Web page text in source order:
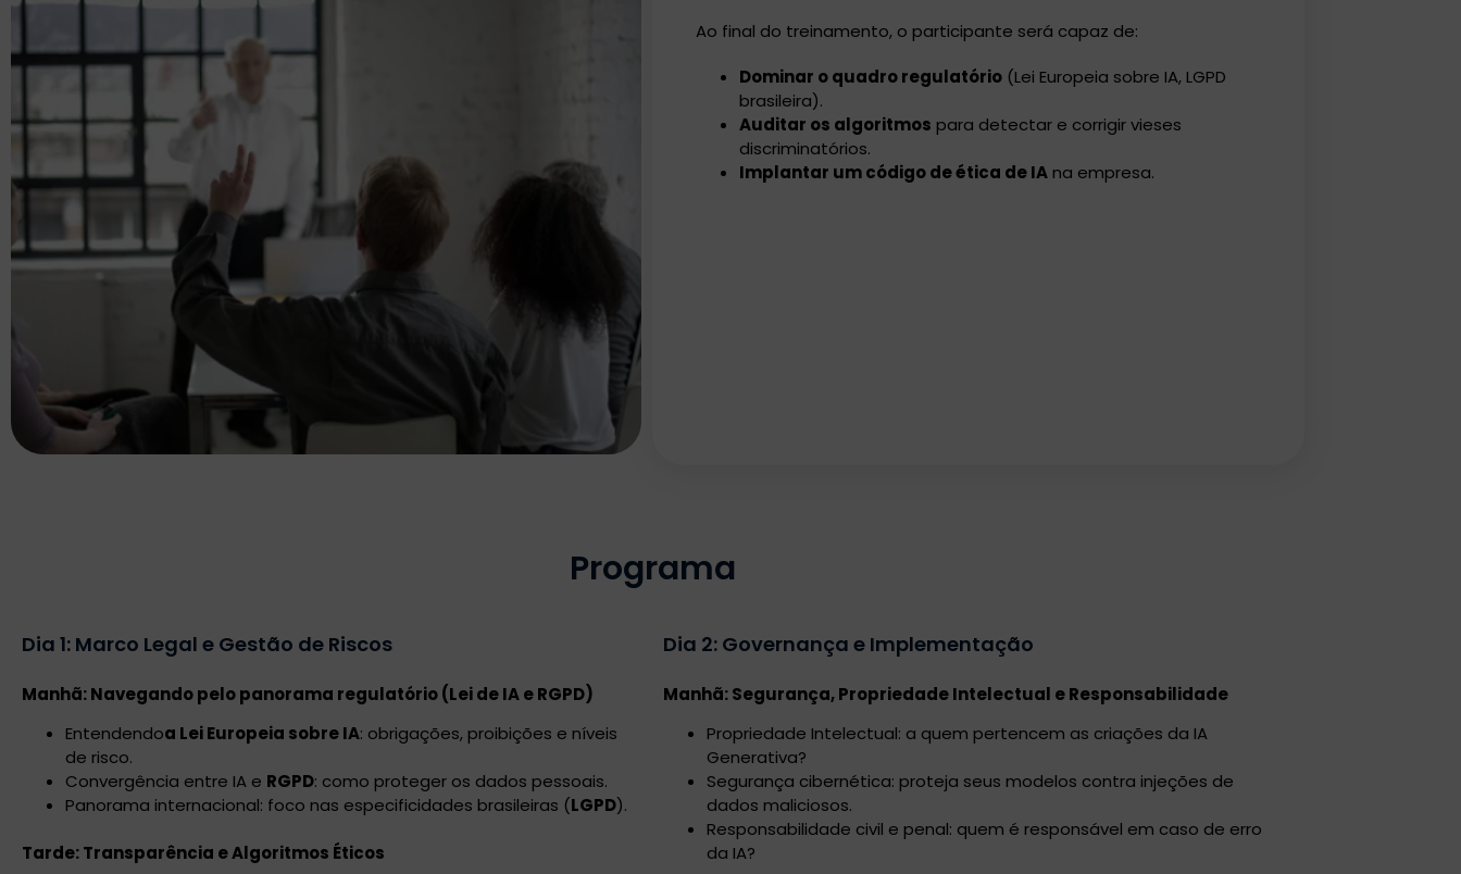
Ao final do treinamento, o participante será capaz de:
Dominar o quadro regulatório (Lei Europeia sobre IA, LGPD
brasileira).
Auditar os algoritmos para detectar e corrigir vieses
discriminatórios.
Implantar um código de ética de IA na empresa.
Programa
Dia 1: Marco Legal e Gestão de Riscos
Manhã: Navegando pelo panorama regulatório (Lei de IA e RGPD)
Entendendoa Lei Europeia sobre IA: obrigações, proibições e níveis
de risco.
Convergência entre IA e RGPD: como proteger os dados pessoais.
Panorama internacional: foco nas especificidades brasileiras (LGPD).
Tarde: Transparência e Algoritmos Éticos
Dia 2: Governança e Implementação
Manhã: Segurança, Propriedade Intelectual e Responsabilidade
Propriedade Intelectual: a quem pertencem as criações da IA
Generativa?
Segurança cibernética: proteja seus modelos contra injeções de
dados maliciosos.
Responsabilidade civil e penal: quem é responsável em caso de erro
da IA?